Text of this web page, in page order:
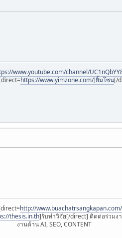
www.youtube.com/channel/
https://www.yimzone.com/]ยิ้มโซน[/
http://
thesis.in.th]รับทำวิจัย[/direct] ติดต่อร่วมง
งานด้าน AI, SEO, CONTENT